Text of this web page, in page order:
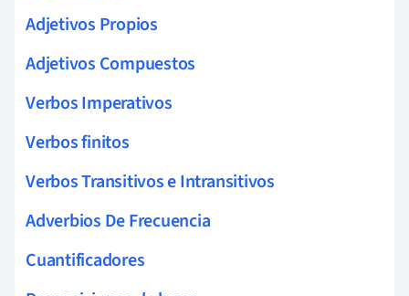
Adjetivos Propios
Adjetivos Compuestos
Verbos Imperativos
Verbos finitos
Verbos Transitivos e Intransitivos
Adverbios De Frecuencia
Cuantificadores